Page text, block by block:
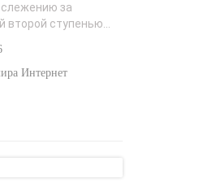
за
второй ступенью...
Интернет